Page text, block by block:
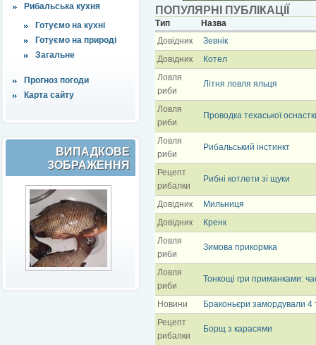
Рибальська кухня
Готуємо на кухні
Готуємо на природі
Загальне
Прогноз погоди
Карта сайту
ВИПАДКОВЕ
ЗОБРАЖЕННЯ
ПОПУЛЯРНІ ПУБЛІКАЦІЇ
Тип
Назва
Довідник
Зевнік
Довідник
Котел
Ловля
риби
Літня ловля яльця
Ловля
риби
Проводка техаської
Ловля
риби
Рибальський інстинкт
Рецепт
рибалки
Рибні котлети зі щуки
Довідник
Мильниця
Довідник
Кренк
Ловля
риби
Зимова прикормка
Ловля
риби
Тонкощі гри приманками:
Новини
Браконьєри замордували 4
Рецепт
рибалки
Борщ з карасями